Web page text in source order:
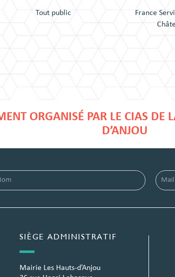
Tout public
France
ORGANISÉ PAR LE CIAS DE
D’ANJOU
SIÈGE ADMINISTRATIF
Mairie Les Hauts-d’Anjou